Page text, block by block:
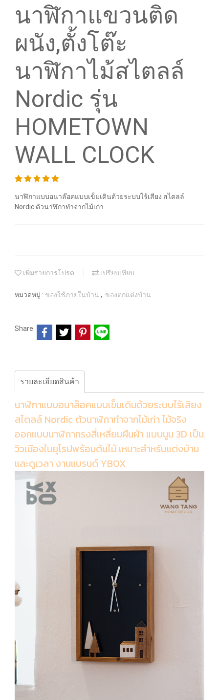
นาฬิกาแขวนติด
ผนัง,ตั้งโต๊ะ
นาฬิกาไม้สไตลล์
Nordic รุ่น
HOMETOWN
WALL CLOCK
นาฬิกาแบบอนาล๊อคแบบเข็มเดินด้วยระบบไร้เสียง สไตลล์
Nordic ตัวนาฬิกาทำจากไม้เก่า
เพิ่มรายการโปรด เปรียบเทียบ
หมวดหมู่ : ของใช้ภายในบ้าน , ของตกแต่งบ้าน
Share
รายละเอียดสินค้า
นาฬิกาแบบอนาล๊อคแบบเข็มเดินด้วยระบบไร้เสียง
สไตลล์ Nordic ตัวนาฬิกาทำจากไม้เก่า ไม้จริง
ออกแบบนาฬิกาทรงสี่เหลี่ยมผืนผ้า แบบนูน 3D เป็น
วิวเมืองในยุโรปพร้อมต้นไม้ เหมาะสำหรับแต่งบ้าน
และดูเวลา งานแบรนด์ YBOX